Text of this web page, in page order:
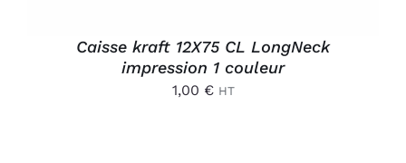
Caisse kraft 12X75 CL LongNeck
impression 1 couleur
1,00 € HT